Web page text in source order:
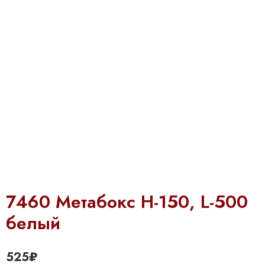
7460 Метабокс Н-150, L-500
белый
525₽